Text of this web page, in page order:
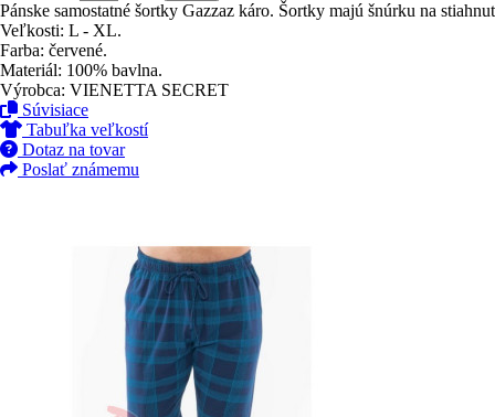
Pánske samostatné šortky Gazzaz káro. Šortky majú šnúrku na
Veľkosti: L - XL.
Farba: červené.
Materiál: 100% bavlna.
Výrobca: VIENETTA SECRET
Súvisiace
Tabuľka veľkostí
Dotaz na tovar
Poslať známemu